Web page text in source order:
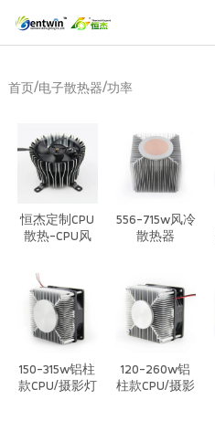
首页/电子散热器/功率
恒杰定制CPU
散热-CPU风
556-715w风冷
散热器
150-315w铝柱
款CPU/摄影灯
120-260w铝
柱款CPU/摄影